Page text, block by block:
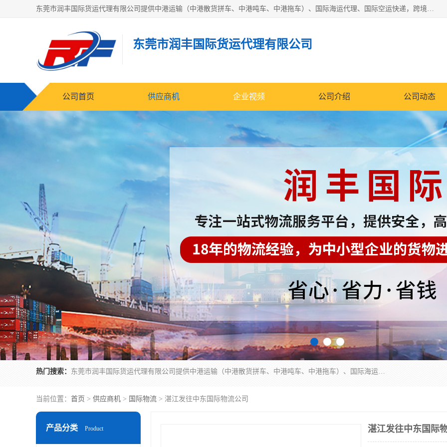
东莞市润丰国际货运代理有限公司提供中港运输（中港散货拼车、中港吨车、中港拖车）、国际海运代理、国际空运快递，跨境电商，亚马逊FBA，国内物流园服务，进出口报关，仓储，提供给客户整套运输解决方案和增值服务
东莞市润丰国际货运代理有限公司
公司首页 供应商机 企业视频 公司介绍 公司动态
热门搜索： 东莞市润丰国际货运代理有限公司提供中港运输（中港散货拼车、中港吨车、中港拖车）、国际海运代理、国际空运快递，跨境电商，亚马逊FBA，国内物流园服务，进出口报关，仓储，提供给客户整套运输解决方案和增值服务
当前位置： 首页 > 供应商机 > 国际物流 > 湛江发往中东国际物流公司
产品分类 Product 湛江发往中东国际